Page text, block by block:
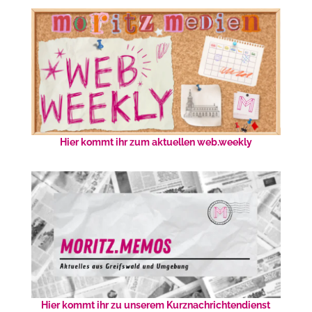
Hier kommt ihr zum aktuellen web.weekly
Hier kommt ihr zu unserem Kurznachrichtendienst